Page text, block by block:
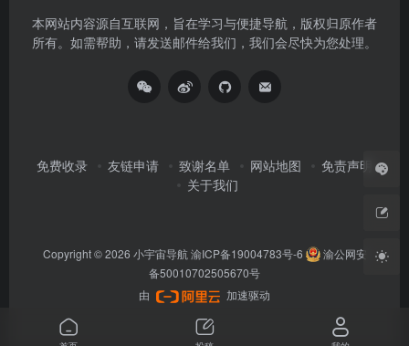
本网站内容源自互联网，旨在学习与便捷导航，版权归原作者
所有。如需帮助，请发送邮件给我们，我们会尽快为您处理。
免费收录 友链申请 致谢名单 网站地图
免责声明
关于我们
Copyright © 2026 小宇宙导航 渝ICP备19004783号-6
渝公网安
备50010702505670号
由
加速驱动